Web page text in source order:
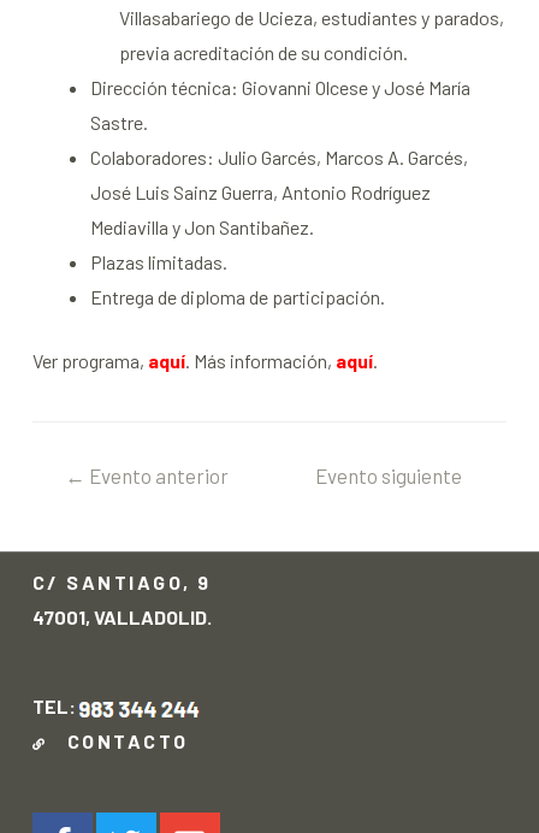
Villasabariego de Ucieza, estudiantes y parados,
previa acreditación de su condición.
Dirección técnica: Giovanni Olcese y José María
Sastre.
Colaboradores: Julio Garcés, Marcos A. Garcés,
José Luis Sainz Guerra, Antonio Rodríguez
Mediavilla y Jon Santibañez.
Plazas limitadas.
Entrega de diploma de participación.
Ver programa, aquí. Más información, aquí.
← Evento anterior
Evento siguiente
C/ SANTIAGO, 9
47001, VALLADOLID.
TEL:
CONTACTO